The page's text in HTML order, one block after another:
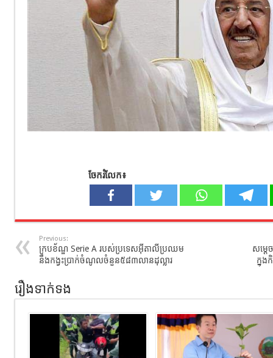
ចែករំលែក៖
Previous:
ក្របខ័ណ្ឌ Serie A របស់ប្រទេសអុីតាលីប្រឈម
នឹងកង្វះប្រាក់ចំណូលចំនួន៥៨៣លានដុល្លារ
សម្ដ
ក្នុង
រឿងទាក់ទង